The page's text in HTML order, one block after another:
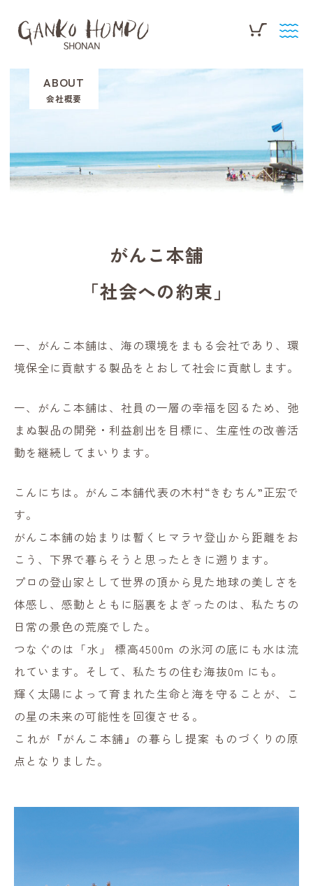
ABOUT
会社概要
がんこ本舗
「社会への約束」
一、がんこ本舗は、海の環境をまもる会社であり、環
境保全に貢献する製品をとおして社会に貢献します。
一、がんこ本舗は、社員の一層の幸福を図るため、弛
まぬ製品の開発・利益創出を目標に、生産性の改善活
動を継続してまいります。
こんにちは。がんこ本舗代表の木村“きむちん”正宏で
す。
がんこ本舗の始まりは暫くヒマラヤ登山から距離をお
こう、下界で暮らそうと思ったときに遡ります。
プロの登山家として世界の頂から見た地球の美しさを
体感し、感動とともに脳裏をよぎったのは、私たちの
日常の景色の荒廃でした。
つなぐのは「水」 標高4500m の氷河の底にも水は流
れています。そして、私たちの住む海抜0m にも。
輝く太陽によって育まれた生命と海を守ることが、こ
の星の未来の可能性を回復させる。
これが『がんこ本舗』の暮らし提案 ものづくりの原
点となりました。